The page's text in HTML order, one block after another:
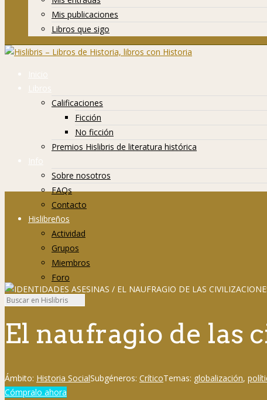
Mis publicaciones
Libros que sigo
Inicio
Libros
Calificaciones
Ficción
No ficción
Premios Hislibris de literatura histórica
Info
Sobre nosotros
FAQs
Contacto
Hislibreños
Actividad
Grupos
Miembros
Foro
El naufragio de las
Ámbito: Historia SocialSubgéneros: CríticoTemas: globalización,
Cómpralo ahora